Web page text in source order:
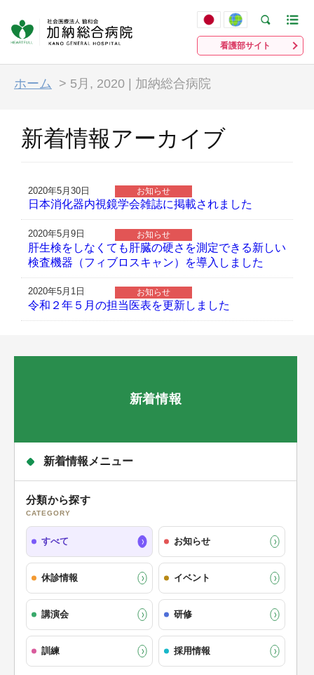
看護部サイト
ホーム > 5月, 2020 | 加納総合病院
新着情報アーカイブ
2020年5月30日 お知らせ
日本消化器内視鏡学会雑誌に掲載されました
2020年5月9日 お知らせ
肝生検をしなくても肝臓の硬さを測定できる新しい
検査機器（フィブロスキャン）を導入しました
2020年5月1日 お知らせ
令和２年５月の担当医表を更新しました
新着情報
新着情報メニュー
分類から探す
CATEGORY
すべて お知らせ
休診情報 イベント
講演会 研修
訓練 採用情報